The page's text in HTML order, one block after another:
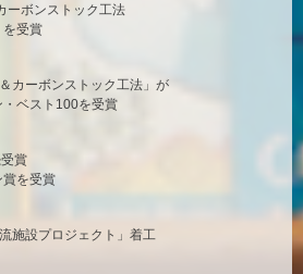
ーボンストック工法
を受賞
カーボンストック工法」が
ベスト100を受賞
賞
を受賞
施設プロジェクト」着工